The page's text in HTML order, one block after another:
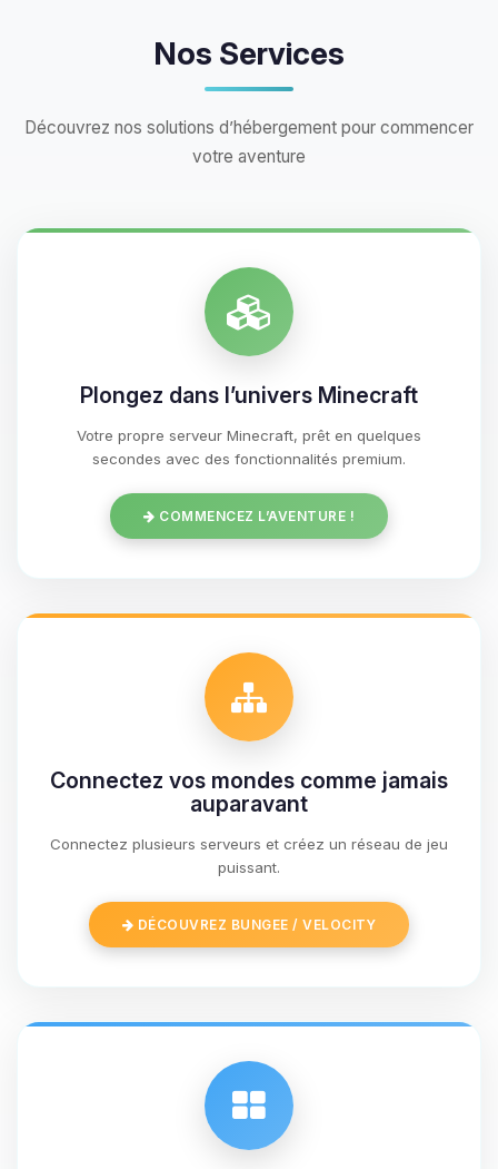
Nos Services
Découvrez nos solutions d’hébergement pour commencer
votre aventure
Plongez dans l’univers Minecraft
Votre propre serveur Minecraft, prêt en quelques
secondes avec des fonctionnalités premium.
COMMENCEZ L’AVENTURE !
Connectez vos mondes comme jamais
auparavant
Connectez plusieurs serveurs et créez un réseau de jeu
puissant.
DÉCOUVREZ BUNGEE / VELOCITY
Youpi, enfin quelqu’un pour me
assistant BoxToPlay. Dis-moi ce dont